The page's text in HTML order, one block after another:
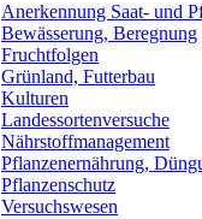
Anerkennung Saat- und
Bewässerung, Beregnung
Fruchtfolgen
Grünland, Futterbau
Kulturen
Landessortenversuche
Nährstoffmanagement
Pflanzenernährung,
Pflanzenschutz
Versuchswesen